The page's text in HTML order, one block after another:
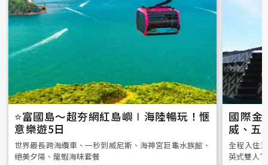
⭐️富國島～超夯網紅島嶼∣海陸暢玩！愜
意樂遊5日
世界最長跨海纜車、一秒到威尼斯、海神宮巨龜水族館、
絕美夕陽、龍蝦海味套餐
國際金
威、五
全程入住
英式雙人